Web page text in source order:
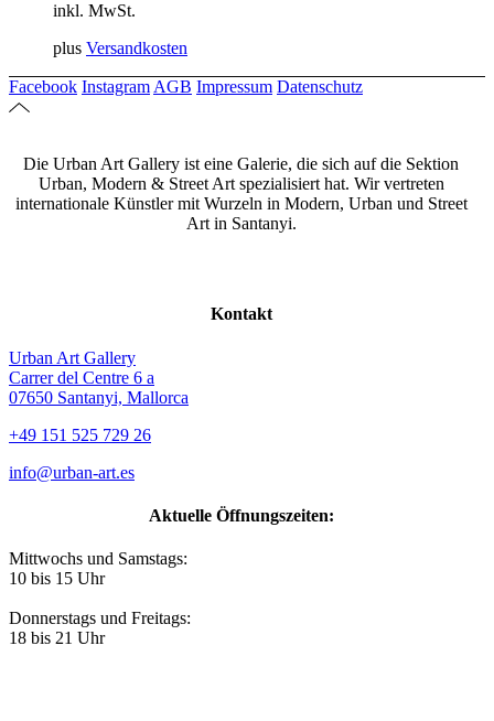
inkl. MwSt.
plus Versandkosten
Facebook Instagram AGB Impressum Datenschutz
Die Urban Art Gallery ist eine Galerie, die sich auf die Sektion
Urban, Modern & Street Art spezialisiert hat. Wir vertreten
internationale Künstler mit Wurzeln in Modern, Urban und Street
Art in Santanyi.
Kontakt
Urban Art Gallery
Carrer del Centre 6 a
07650 Santanyi, Mallorca
+49 151 525 729 26
info@urban-art.es
Aktuelle Öffnungszeiten:
Mittwochs und Samstags:
10 bis 15 Uhr
Donnerstags und Freitags:
18 bis 21 Uhr